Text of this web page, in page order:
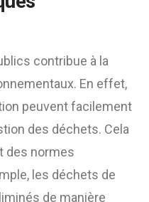
contribue à la
En effet,
peuvent facilement
des déchets. Cela
des normes
les déchets de
de manière